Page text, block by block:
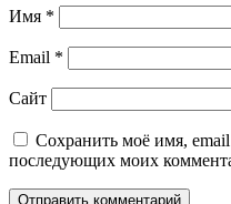
Имя *
Email *
Сайт
Сохранить моё имя, email
последующих моих